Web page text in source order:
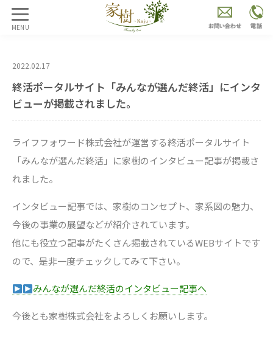
MENU
2022.02.17
終活ポータルサイト「みんなが選んだ終活」にインタ
ビューが掲載されました。
ライフフォワード株式会社が運営する終活ポータルサイト
「みんなが選んだ終活」に家樹のインタビュー記事が掲載さ
れました。
インタビュー記事では、家樹のコンセプト、家系図の魅力、
今後の事業の展望などが紹介されています。
他にも役立つ記事がたくさん掲載されているWEBサイトです
ので、是非一度チェックしてみて下さい。
みんなが選んだ終活のインタビュー記事へ
今後とも家樹株式会社をよろしくお願いします。